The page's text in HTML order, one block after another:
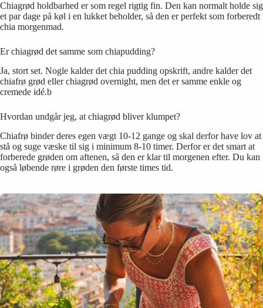
Chiagrød holdbarhed er som regel rigtig fin. Den kan normalt holde sig
et par dage på køl i en lukket beholder, så den er perfekt som forberedt
chia morgenmad.
Er chiagrød det samme som chiapudding?
Ja, stort set. Nogle kalder det chia pudding opskrift, andre kalder det
chiafrø grød eller chiagrød overnight, men det er samme enkle og
cremede idé.b
Hvordan undgår jeg, at chiagrød bliver klumpet?
Chiafrø binder deres egen vægt 10-12 gange og skal derfor have lov at
stå og suge væske til sig i minimum 8-10 timer. Derfor er det smart at
forberede grøden om aftenen, så den er klar til morgenen efter. Du kan
også løbende røre i grøden den første times tid.